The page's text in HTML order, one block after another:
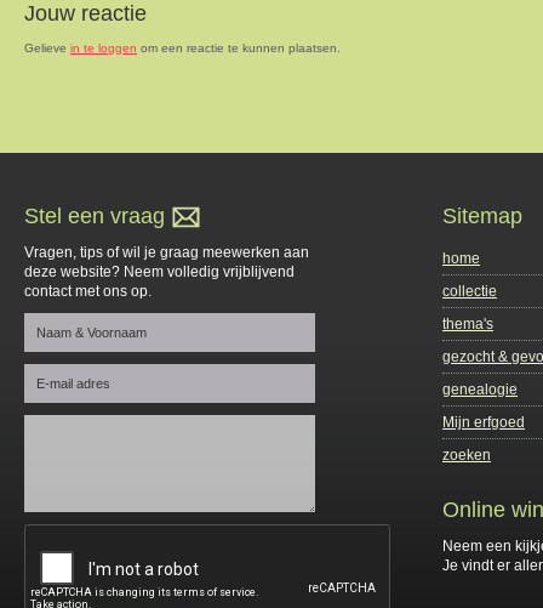
Jouw reactie
Gelieve in te loggen om een reactie te kunnen plaatsen.
Stel een vraag
Vragen, tips of wil je graag meewerken aan
deze website? Neem volledig vrijblijvend
contact met ons op.
Sitemap
home
collectie
thema's
gezocht &
genealogie
Mijn erfgoed
zoeken
Online
Neem een
Je vindt er